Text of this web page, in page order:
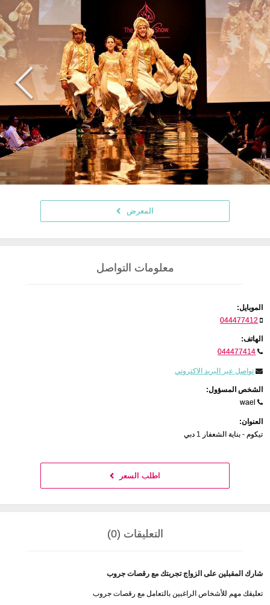
المعرض
معلومات التواصل
الموبايل:
044477412
الهاتف:
044477414
تواصل عبر البريد الاكتروني
الشخص المسؤول:
wael
العنوان:
تيكوم - بناية الشعفار 1 دبي
اطلب السعر
التعليقات (0)
شارك المقبلين على الزواج تجربتك مع رقصات جروب
تعليقك مهم للأشخاص الراغبين بالتعامل مع رقصات جروب